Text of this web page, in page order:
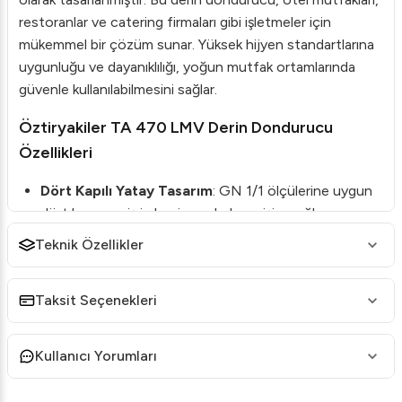
restoranlar ve catering firmaları gibi işletmeler için
mükemmel bir çözüm sunar. Yüksek hijyen standartlarına
uygunluğu ve dayanıklılığı, yoğun mutfak ortamlarında
güvenle kullanılabilmesini sağlar.
Öztiryakiler TA 470 LMV Derin Dondurucu
Özellikleri
Dört Kapılı Yatay Tasarım: GN 1/1 ölçülerine uygun
dört kapı, geniş iç hacim ve kolay erişim sağlar.
HACCP Dijital Kontrol Paneli
: Kolayca ayarlanabilen
sıcaklık kontrolleri ile güvenli saklama.
304 Kalite Paslanmaz Çelik
Özel Tel Kondenser
Teknik Özellikler
Taksit Seçenekleri
Kullanıcı Yorumları